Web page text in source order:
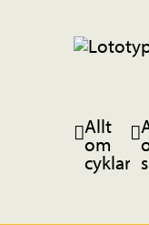
Allt
om
cyklar